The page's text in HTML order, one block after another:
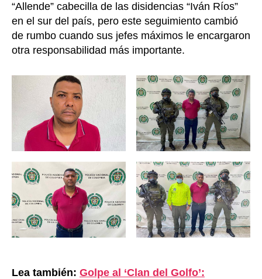
“Allende” cabecilla de las disidencias “Iván Ríos”
en el sur del país, pero este seguimiento cambió
de rumbo cuando sus jefes máximos le encargaron
otra responsabilidad más importante.
Lea también: Golpe al ‘Clan del Golfo’: